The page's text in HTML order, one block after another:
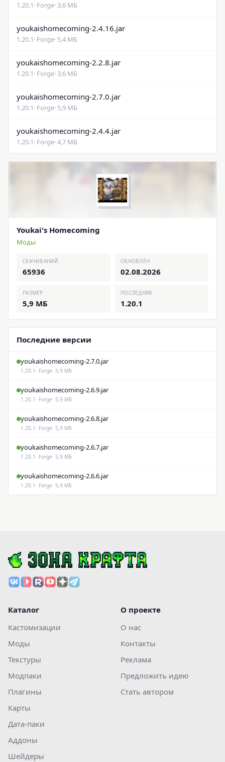
1.20.1· Forge· 3,6 МБ
youkaishomecoming-2.4.16.jar
1.20.1· Forge· 5,4 МБ
youkaishomecoming-2.2.8.jar
1.20.1· Forge· 3,6 МБ
youkaishomecoming-2.7.0.jar
1.20.1· Forge· 5,9 МБ
youkaishomecoming-2.4.4.jar
1.20.1· Forge· 4,7 МБ
Youkai's Homecoming
Моды
СКАЧИВАНИЙ
65936
ОБНОВЛЁН
02.08.2026
РАЗМЕР
5,9 МБ
ПОСЛЕДНЯЯ
1.20.1
Последние версии
youkaishomecoming-2.7.0.jar
1.20.1 · Forge· 5,9 МБ
youkaishomecoming-2.6.9.jar
1.20.1 · Forge· 5,9 МБ
youkaishomecoming-2.6.8.jar
1.20.1 · Forge· 5,9 МБ
youkaishomecoming-2.6.7.jar
1.20.1 · Forge· 5,9 МБ
youkaishomecoming-2.6.6.jar
1.20.1 · Forge· 5,9 МБ
Каталог
Кастомизации
Моды
Текстуры
Модпаки
Плагины
Карты
Дата-паки
Аддоны
Шейдеры
О проекте
О нас
Контакты
Реклама
Предложить идею
Стать автором